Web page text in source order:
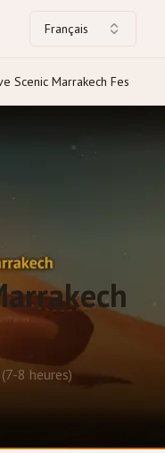
Français
Scenic Marrakech Fes
8 heures)